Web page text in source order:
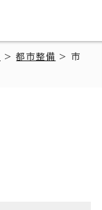
>都市整備 > 市